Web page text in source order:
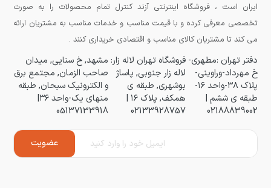
ایران است ، فروشگاه اینترنتی آزند کنترل تمام محصولات را به صورت
تخصصی معرفی کرده و با قیمت مناسب و خدمات مناسب به مشتریان ارائه
می کند تا مشتریان کالای مناسب و اقتصادی خریداری کنند .
دفتر تهران :مطهری-
خ مهرداد-وراوینی-
پلاک ۳۸-واحد ۱۶-
طبقه ی ششم |
02188839002
فروشگاه تهران لاله زار:
لاله زار جنوبی, پاساژ
بوشهری, طبقه ی
همکف, پلاک ۱۶ |
02133928757
مشهد, خ سنایی, میدان
صاحب الزمان, مجتمع برق
و الکترونیک سبحان, طبقه
منهای یک-واحد ۳۶|
05137133918